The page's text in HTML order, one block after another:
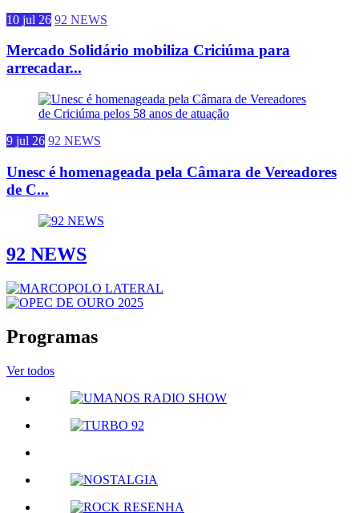
10 jul 26 92 NEWS
Mercado Solidário mobiliza Criciúma para
arrecadar...
9 jul 26 92 NEWS
Unesc é homenageada pela Câmara de Vereadores
de C...
92 NEWS
Programas
Ver todos